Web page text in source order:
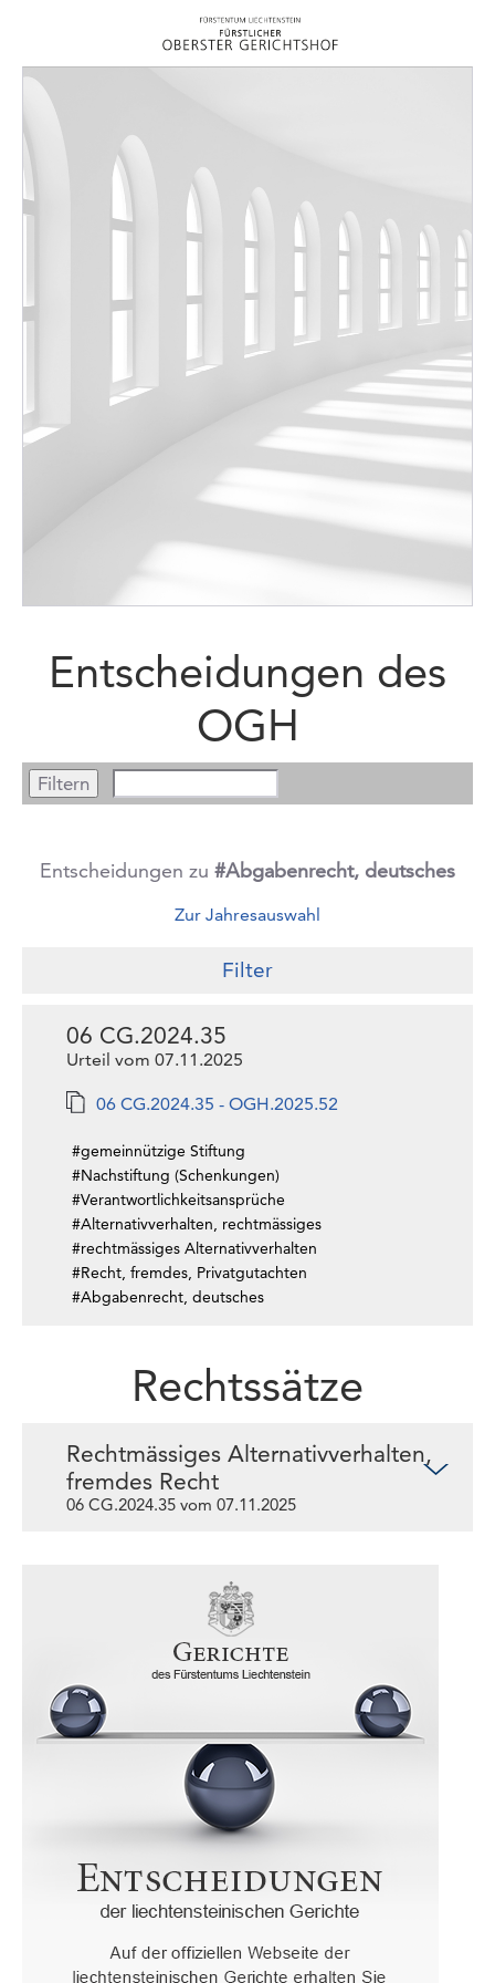
Entscheidungen des
OGH
Entscheidungen zu #Abgabenrecht, deutsches
Zur Jahresauswahl
Filter
06 CG.2024.35
Urteil vom 07.11.2025
06 CG.2024.35 - OGH.2025.52
#gemeinnützige Stiftung
#Nachstiftung (Schenkungen)
#Verantwortlichkeitsansprüche
#Alternativverhalten, rechtmässiges
#rechtmässiges Alternativverhalten
#Recht, fremdes, Privatgutachten
#Abgabenrecht, deutsches
Rechtssätze
Rechtmässiges Alternativverhalten,
fremdes Recht
06 CG.2024.35 vom 07.11.2025